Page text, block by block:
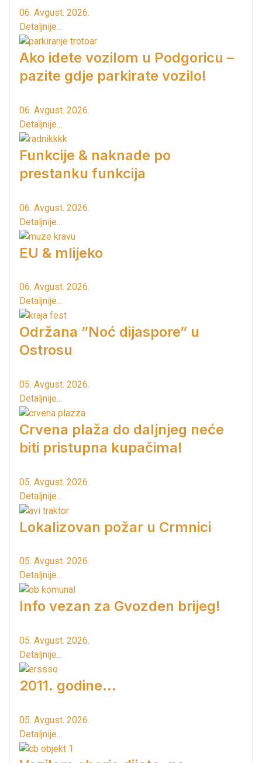
06. Avgust. 2026.
Detaljnije...
Ako idete vozilom u Podgoricu –
pazite gdje parkirate vozilo!
06. Avgust. 2026.
Detaljnije...
Funkcije & naknade po
prestanku funkcija
06. Avgust. 2026.
Detaljnije...
EU & mlijeko
06. Avgust. 2026.
Detaljnije...
Održana ”Noć dijaspore” u
Ostrosu
05. Avgust. 2026.
Detaljnije...
Crvena plaža do daljnjeg neće
biti pristupna kupačima!
05. Avgust. 2026.
Detaljnije...
Lokalizovan požar u Crmnici
05. Avgust. 2026.
Detaljnije...
Info vezan za Gvozden brijeg!
05. Avgust. 2026.
Detaljnije...
2011. godine...
05. Avgust. 2026.
Detaljnije...